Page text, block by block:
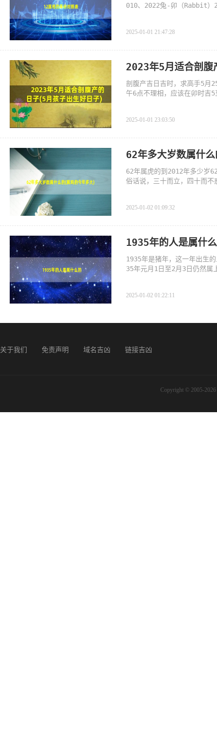
010、2022兔-卯（Rabbit）
2025-01-01 21:47:28
2023年5月适合剖
剖腹产吉日吉时，求高手5月
午6点不理相，应该在卯时吉
2025-01-01 23:03:50
62年多大岁数属什
62年属虎的到2012年多少岁
俗话说，三十而立，四十而
2025-01-02 01:09:32
1935年的人是属什
1935年是猪年，这一年出生
35年元月1日至2月3日仍然属
2025-01-02 01:22:11
关于我们 免责声明 域名吉凶 链接吉凶
Copyright © 2005-